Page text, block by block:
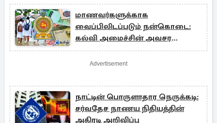
மாணவர்களுக்காக
வைப்பிலிடப்படும் நன்கொடை:
கல்வி அமைச்சின் அவசர
அறிவிப்பு
Advertisement
நாட்டின் பொருளாதார நெருக்கடி:
சர்வதேச நாணய நிதியத்தின்
அதிரடி அறிவிப்பு